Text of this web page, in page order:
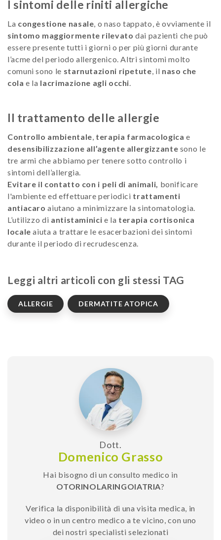
I sintomi delle riniti allergiche
La congestione nasale, o naso tappato, è ovviamente il
sintomo maggiormente rilevato dai pazienti che può
essere presente tutti i giorni o per più giorni durante
l’acme del periodo allergenico. Altri sintomi molto
comuni sono le starnutazioni ripetute, il naso che
cola e la lacrimazione agli occhi.
Il trattamento delle allergie
Controllo ambientale, terapia farmacologica e
desensibilizzazione all’agente allergizzante sono le
tre armi che abbiamo per tenere sotto controllo i
sintomi dell’allergia.
Evitare il contatto con i peli di animali, bonificare
l'ambiente ed effettuare periodici trattamenti
antiacaro aiutano a minimizzare la sintomatologia.
L’utilizzo di antistaminici e la terapia cortisonica
locale aiuta a trattare le esacerbazioni dei sintomi
durante il periodo di recrudescenza.
Leggi altri articoli con gli stessi TAG
ALLERGIE DERMATITE ATOPICA
Dott.
Domenico Grasso
Hai bisogno di un consulto medico in
OTORINOLARINGOIATRIA?
Verifica la disponibilità di una visita medica, in
video o in un centro medico a te vicino, con uno
dei nostri specialisti selezionati